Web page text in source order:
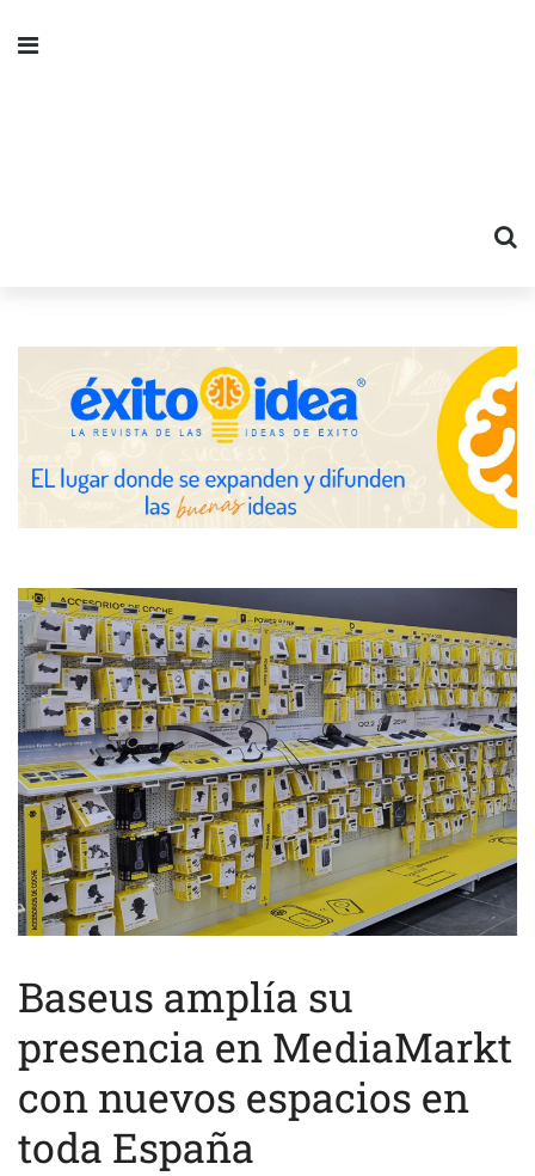
Baseus amplía su
presencia en MediaMarkt
con nuevos espacios en
toda España